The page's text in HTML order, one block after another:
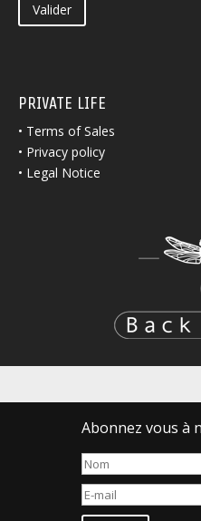
Valider
PRIVATE LIFE
• Terms of Sales
• Privacy policy
• Legal Notice
Abonnez vous à